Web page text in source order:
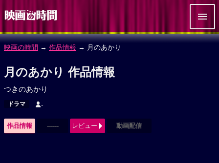
映画の時間 → 作品情報 → 月のあかり
月のあかり 作品情報
つきのあかり
ドラマ -
作品情報 ------ レビュー 動画配信